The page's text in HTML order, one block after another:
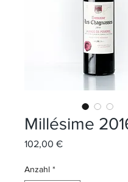
Millésime
102,00 €Preis
Anzahl *